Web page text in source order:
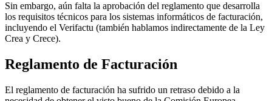
Sin embargo, aún falta la aprobación del reglamento que desarrolla
los requisitos técnicos para los sistemas informáticos de facturación,
incluyendo el Verifactu (también hablamos indirectamente de la Ley
Crea y Crece).
Reglamento de Facturación
El reglamento de facturación ha sufrido un retraso debido a la